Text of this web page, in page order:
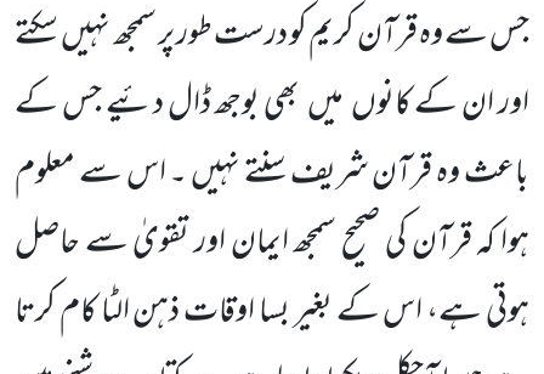
جس سے وہ قرآن کریم کو درست طور پر سمجھ نہیںسکتے
اور ان کے کانوںمیںبھی بوجھ ڈال دئیے جس کے
باعث وہ قرآن شریف سنتے نہیں ۔ اس سے معلوم
ہوا کہ قرآن کی صحیح سمجھ ایمان اور تقویٰ سے حاصل
ہوتی ہے، اس کے بغیر بسا اوقات ذہن الٹا کام کرتا